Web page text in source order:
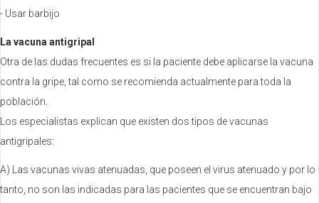
- Usar barbijo
La vacuna antigripal
Otra de las dudas frecuentes es si la paciente debe aplicarse la vacuna
contra la gripe, tal como se recomienda actualmente para toda la
población.
Los especialistas explican que existen dos tipos de vacunas
antigripales:
A) Las vacunas vivas atenuadas, que poseen el virus atenuado y por lo
tanto, no son las indicadas para las pacientes que se encuentran bajo